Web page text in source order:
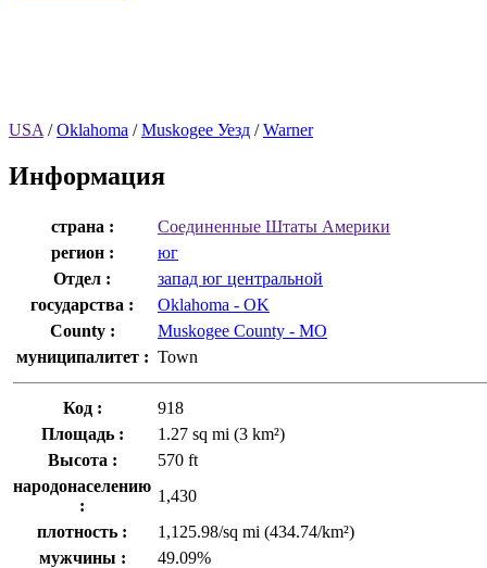
USA /Oklahoma /Muskogee Уезд /Warner
Информация
страна :
Соединенные Штаты Америки
регион :
юг
Отдел :
запад юг центральной
государства :
Oklahoma - OK
County :
Muskogee County - MO
муниципалитет : Town
Код :
918
Площадь :
1.27 sq mi (3 km²)
Высота :
570 ft
народонаселению
:
1,430
плотность :
1,125.98/sq mi (434.74/km²)
мужчины :
49.09%